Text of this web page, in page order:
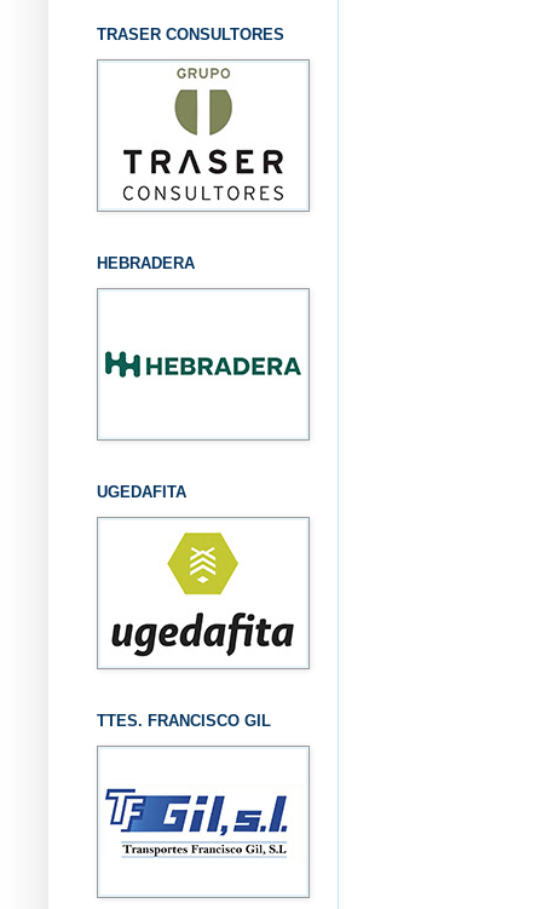
TRASER CONSULTORES
HEBRADERA
UGEDAFITA
TTES. FRANCISCO GIL